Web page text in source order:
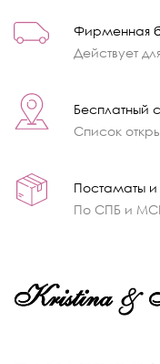
Фирменная
Действует
Бесплатный
Список
Постаматы и
По СПБ и